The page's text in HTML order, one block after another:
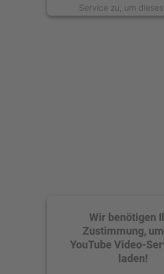
Service zu, um
anzusehen.
Wir benötigen
Zustimmung,
YouTube Video-
laden!